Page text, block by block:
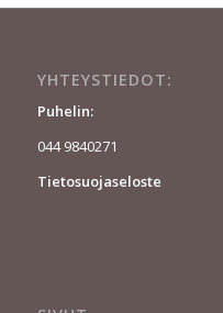
YHTEYSTIEDOT:
Puhelin:
044 9840271
Tietosuojaseloste